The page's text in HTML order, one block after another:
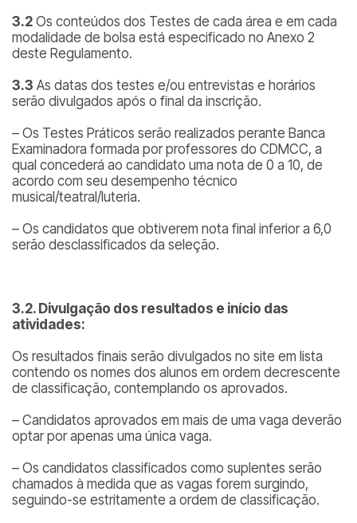
3.2 Os conteúdos dos Testes de cada área e em cada
modalidade de bolsa está especificado no Anexo 2
deste Regulamento.
3.3 As datas dos testes e/ou entrevistas e horários
serão divulgados após o final da inscrição.
– Os Testes Práticos serão realizados perante Banca
Examinadora formada por professores do CDMCC, a
qual concederá ao candidato uma nota de 0 a 10, de
acordo com seu desempenho técnico
musical/teatral/luteria.
– Os candidatos que obtiverem nota final inferior a 6,0
serão desclassificados da seleção.
3.2. Divulgação dos resultados e início das
atividades:
Os resultados finais serão divulgados no site em lista
contendo os nomes dos alunos em ordem decrescente
de classificação, contemplando os aprovados.
– Candidatos aprovados em mais de uma vaga deverão
optar por apenas uma única vaga.
– Os candidatos classificados como suplentes serão
chamados à medida que as vagas forem surgindo,
seguindo-se estritamente a ordem de classificação.